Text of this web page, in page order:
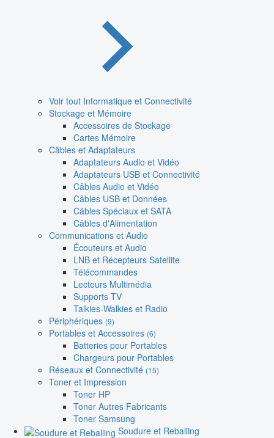
Voir tout Informatique et Connectivité
Stockage et Mémoire
Accessoires de Stockage
Cartes Mémoire
Câbles et Adaptateurs
Adaptateurs Audio et Vidéo
Adaptateurs USB et Connectivité
Câbles Audio et Vidéo
Câbles USB et Données
Câbles Spéciaux et SATA
Câbles d'Alimentation
Communications et Audio
Écouteurs et Audio
LNB et Récepteurs Satellite
Télécommandes
Lecteurs Multimédia
Supports TV
Talkies-Walkies et Radio
Périphériques (9)
Portables et Accessoires (6)
Batteries pour Portables
Chargeurs pour Portables
Réseaux et Connectivité (15)
Toner et Impression
Toner HP
Toner Autres Fabricants
Toner Samsung
Soudure et Reballing